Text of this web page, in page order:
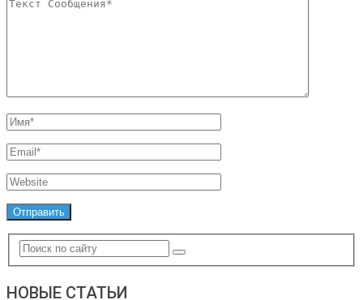
НОВЫЕ СТАТЬИ